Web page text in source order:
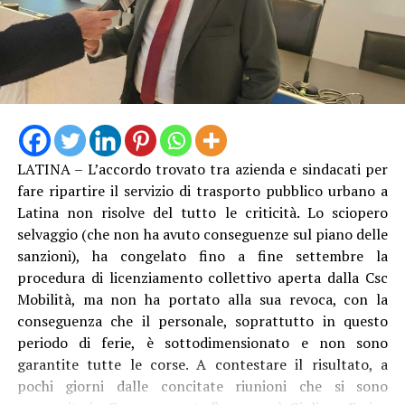
Anche Ambrosino come altri suoi colleghi si è dovuto
rivolgere al Prefetto di Latina, e ha avuto “interlocuzioni
serrate” con l’Amministratore Delegato e il Presidente di
Acqualatina, oltre che con i vari funzionari e tecnici
coinvolti. “Dopo aver compreso la gravità della
situazione, tutti si sono attivati per intervenire sulle
disfunzioni – racconta il primo cittadino dlel’isola – Le
pompe di rilancio sono state riparate e, da oggi, sulla
linea abbiamo anche la quarta nave cisterna, la “Cesare”.
Questo dovrebbe garantire un maggiore apporto
d’acqua e, soprattutto, una pressione più costante,
LATINA – L’accordo trovato tra azienda e sindacati per
fare ripartire il servizio di trasporto pubblico urbano a
Latina non risolve del tutto le criticità. Lo sciopero
selvaggio (che non ha avuto conseguenze sul piano delle
sanzioni), ha congelato fino a fine settembre la
procedura di licenziamento collettivo aperta dalla Csc
Mobilità, ma non ha portato alla sua revoca, con la
conseguenza che il personale, soprattutto in questo
periodo di ferie, è sottodimensionato e non sono
garantite tutte le corse. A contestare il risultato, a
pochi giorni dalle concitate riunioni che si sono